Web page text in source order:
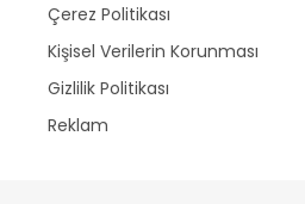
Çerez Politikası
Kişisel Verilerin Korunması
Gizlilik Politikası
Reklam